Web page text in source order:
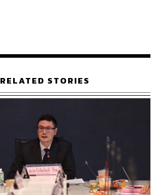
56
ABOUT THE AUTHOR
THE STANDARD TEAM
กองบรรณาธิการ THE STANDARD
RELATED STORIES